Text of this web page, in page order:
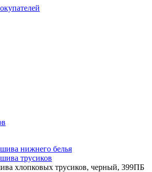
нижнего белья
трусиков
хлопковых трусиков, черный, 399ПБ